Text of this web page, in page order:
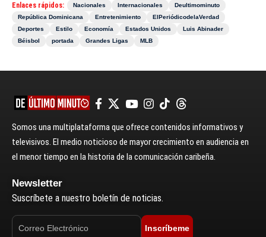
Enlaces rápidos: Nacionales Internacionales
Deultimominuto
República Dominicana
Entretenimiento
ElPeriódicodelaVerdad
Deportes
Estilo Economía Estados Unidos
Luis Abinader
Béisbol
portada Grandes Ligas MLB
Somos una multiplataforma que ofrece contenidos informativos y
televisivos. El medio noticioso de mayor crecimiento en audiencia en
el menor tiempo en la historia de la comunicación caribeña.
Newsletter
Suscríbete a nuestro boletín de noticias.
Inscríbeme